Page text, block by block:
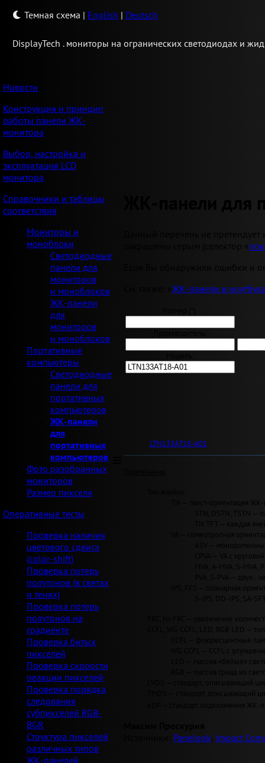
Темная схема | English | Deutsch
DisplayTech . мониторы на огранических светодиодах и
Новости
Конструкция и принцип
работы панели ЖК-
монитора
Выбор, настройка и
эксплуатация LCD
монитора
Справочники и таблицы
соответствия
Мониторы и
моноблоки
Светодиодные
панели для
мониторов
и моноблоков
ЖК-панели
для
мониторов
и моноблоков
Портативные
компьютеры
Светодиодные
панели для
портативных
компьютеров
ЖК-панели
для
портативных
компьютеров
Фото разобранных
мониторов
Размер пикселя
Оперативные тесты
Проверка наличия
цветового сдвига
(color-shift)
Проверка потерь
полутонов (в светах
и тенях)
Проверка потерь
полутонов на
градиенте
Проверка битых
пикселей
Проверка скорости
реакции пикселей
Проверка порядка
следования
субпикселей RGB-
BGR
Структура пикселей
различных типов
ЖК-панелей
ЖК-панели для
Данный перечень не
Если Вы обнаружили ошибки и
ЖК-панели в
LTN133AT18-A01
TN — твист-ориентация
STN, DSTN, TSTN
TN TFT — каждая
VA — гомеотропная
ASV —
CPVA — VA с
MVA, A-MVA, S-
PVA, S-PVA — двух-
IPS, FFS — планарная
S-IPS, DD-IPS, SA-
FRC, Hi-FRC — увеличение
CCFL, WG CCFL, LED, RGB LED
CCFL — флюресцентные
WG CCFL — CCFL с
LED — массив «белых»
RGB — массив триад из
LVDS — стандарт, описывающий
TMDS — стандарт, описывающий
eDP — стандарт подключения
Panelook Impact